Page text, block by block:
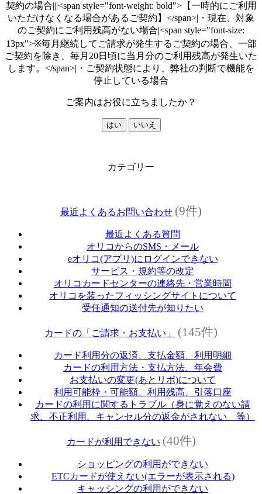
契約の場合|||<span style="font-weight: bold">【一時的にご利用
いただけなくなる場合があるご契約】</span>|・現在、対象
のご契約にご利用残高がない場合|<span style="font-size:
13px">※毎月継続してご請求が発生するご契約の場合、一部
ご契約を除き、毎月20日頃に当月分のご利用残高が発生いた
します。</span>|・ご契約状態により、弊社の判断で機能を
停止している場合
ご案内はお役に立ちましたか？
はい いいえ
カテゴリー
最近よくあるお問い合わせ (9件)
最近よくある質問
オリコからのSMS・メール
eオリコ(アプリ)にログインできない
サービス・規約等の改定
オリコカードセンターの連絡先・営業時間
オリコを装ったフィッシングサイトについて
受任通知の送付先が知りたい
カードの「ご請求・お支払い」 (145件)
カード利用分の返済、支払金額、利用明細
カードの利用方法・支払方法、年会費
お支払いの変更(あとリボ)について
利用可能枠・可能額、利用残高、引落口座
カードの利用に関するトラブル（身に覚えのない請
求、不正利用、キャンセル分の返金がされない 等）
カードが利用できない (40件)
ショッピングの利用ができない
ETCカードが使えない(エラーが表示される)
キャッシングの利用ができない